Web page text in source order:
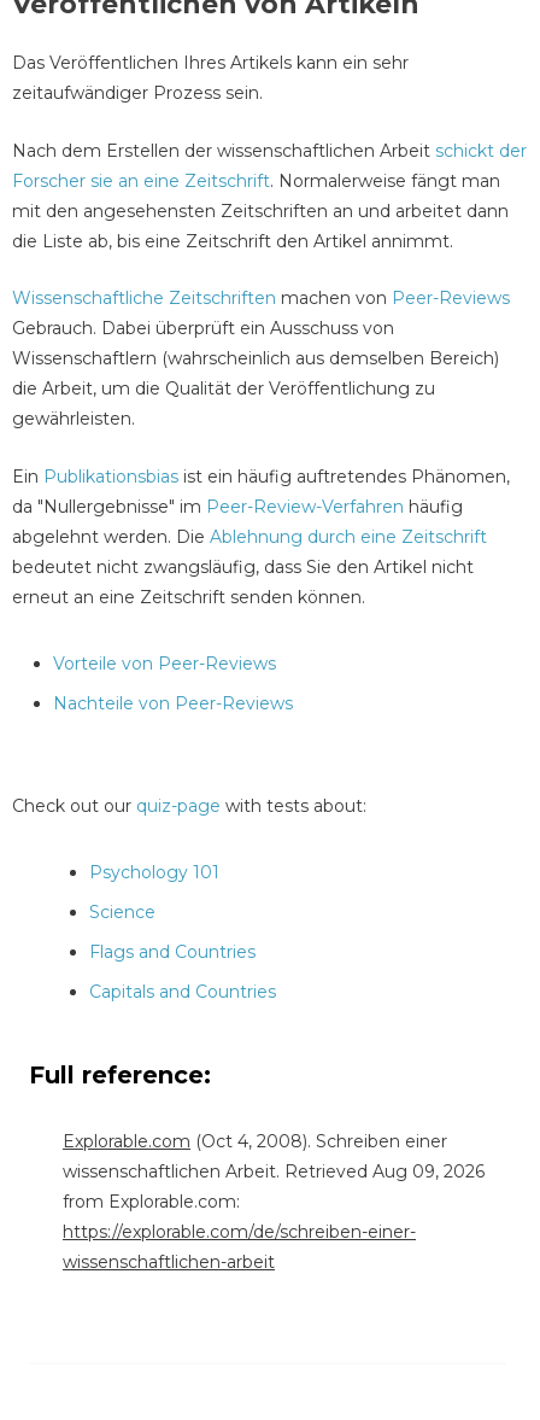
Das Veröffentlichen Ihres Artikels kann ein sehr
zeitaufwändiger Prozess sein.
Nach dem Erstellen der wissenschaftlichen Arbeit schickt der
Forscher sie an eine Zeitschrift. Normalerweise fängt man
mit den angesehensten Zeitschriften an und arbeitet dann
die Liste ab, bis eine Zeitschrift den Artikel annimmt.
Wissenschaftliche Zeitschriften machen von Peer-Reviews
Gebrauch. Dabei überprüft ein Ausschuss von
Wissenschaftlern (wahrscheinlich aus demselben Bereich)
die Arbeit, um die Qualität der Veröffentlichung zu
gewährleisten.
Ein Publikationsbias ist ein häufig auftretendes Phänomen,
da "Nullergebnisse" im Peer-Review-Verfahren häufig
abgelehnt werden. Die Ablehnung durch eine Zeitschrift
bedeutet nicht zwangsläufig, dass Sie den Artikel nicht
erneut an eine Zeitschrift senden können.
Vorteile von Peer-Reviews
Nachteile von Peer-Reviews
Check out our quiz-page with tests about:
Psychology 101
Science
Flags and Countries
Capitals and Countries
Full reference:
Explorable.com (Oct 4, 2008). Schreiben einer
wissenschaftlichen Arbeit. Retrieved Aug 09, 2026
from Explorable.com:
https://explorable.com/de/schreiben-einer-
wissenschaftlichen-arbeit